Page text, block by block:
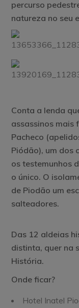
percurso
natureza no seu
Conta a lenda
assassinos mais
Pacheco
Piódão), um dos
os testemunhos
o único. O
de Piodão um
salteadores.
Das 12 aldeias
distinta, quer na
História.
Onde ficar?
Hotel Inatel